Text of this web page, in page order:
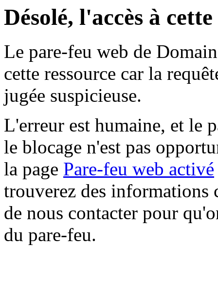
Désolé, l'accès à
Le pare-feu web de
cette ressource car la
jugée suspicieuse.
L'erreur est humaine, et le
le blocage n'est pas
la page Pare-feu web activé
trouverez des informations
de nous contacter pour
du pare-feu.